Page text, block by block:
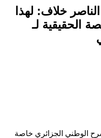
خلاف: لهذا
لـ
الجزائري خاصة